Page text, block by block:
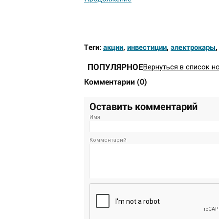
Теги: акции, инвестиции, электрокары,
ПОПУЛЯРНОЕВернуться в список
Комментарии (0)
Оставить комментарий
Имя
Комментарий